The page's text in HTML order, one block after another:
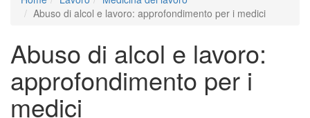
Abuso di alcol e lavoro: approfondimento per i medici
Abuso di alcol e lavoro:
approfondimento per i
medici